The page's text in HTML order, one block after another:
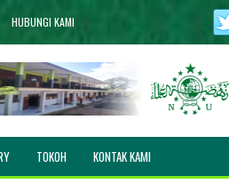
HUBUNGI KAMI
TOKOH KONTAK KAMI